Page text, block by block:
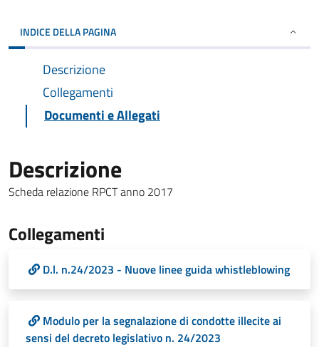
INDICE DELLA PAGINA
Descrizione
Collegamenti
Documenti e Allegati
Descrizione
Scheda relazione RPCT anno 2017
Collegamenti
D.l. n.24/2023 - Nuove linee guida whistleblowing
Modulo per la segnalazione di condotte illecite ai
sensi del decreto legislativo n. 24/2023